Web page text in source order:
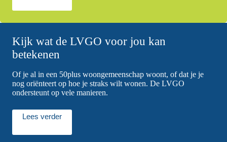
Kijk wat de LVGO voor jou kan
betekenen
Of je al in een 50plus woongemeenschap woont, of dat je je
nog oriënteert op hoe je straks wilt wonen. De LVGO
ondersteunt op vele manieren.
Lees verder